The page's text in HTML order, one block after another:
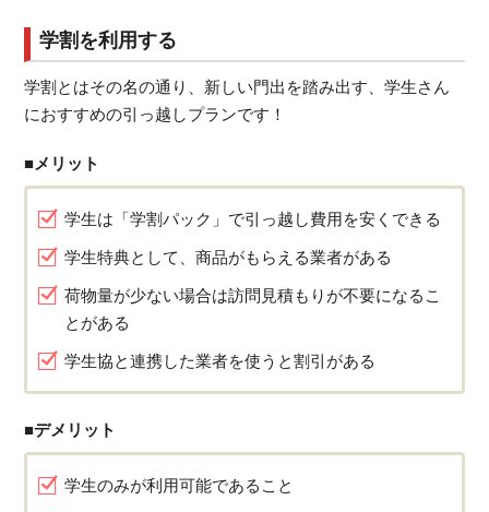
学割を利用する
学割とはその名の通り、新しい門出を踏み出す、学生さん
におすすめの引っ越しプランです！
■メリット
学生は「学割パック」で引っ越し費用を安くできる
学生特典として、商品がもらえる業者がある
荷物量が少ない場合は訪問見積もりが不要になるこ
とがある
学生協と連携した業者を使うと割引がある
■デメリット
学生のみが利用可能であること